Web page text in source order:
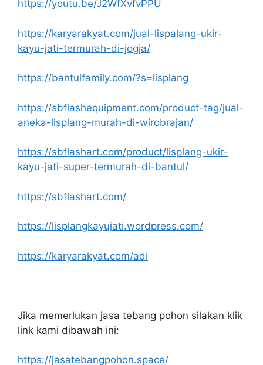
https://youtu.be/J2WfXvfvPPU
https://karyarakyat.com/jual-lispalang-ukir-
kayu-jati-termurah-di-jogja/
https://bantulfamily.com/?s=lisplang
https://sbflashequipment.com/product-tag/jual-
aneka-lisplang-murah-di-wirobrajan/
https://sbflashart.com/product/lisplang-ukir-
kayu-jati-super-termurah-di-bantul/
https://sbflashart.com/
https://lisplangkayujati.wordpress.com/
https://karyarakyat.com/adi
Jika memerlukan jasa tebang pohon silakan klik
link kami dibawah ini:
https://jasatebangpohon.space/